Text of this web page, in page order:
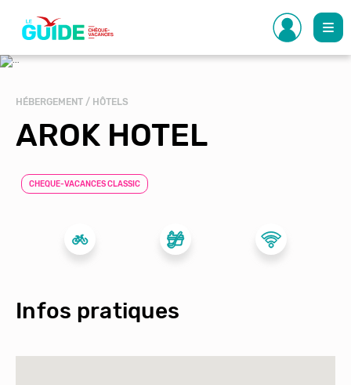
contenu
principal
HÉBERGEMENT / HÔTELS
AROK HOTEL
CHEQUE-VACANCES CLASSIC
Infos pratiques